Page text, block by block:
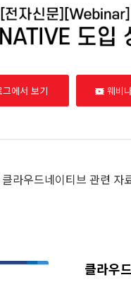
그에서 보기 웨비
라우드네이티브 관련 자
클라우